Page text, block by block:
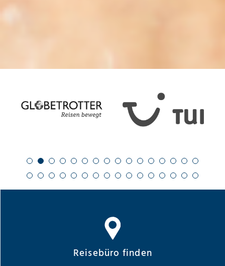
Reisebüro finden